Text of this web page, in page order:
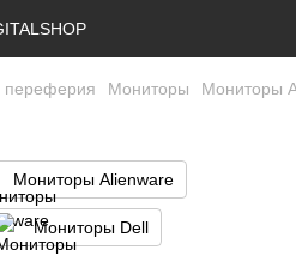
переферия Мониторы Мониторы
Мониторы Alienware
Мониторы Dell